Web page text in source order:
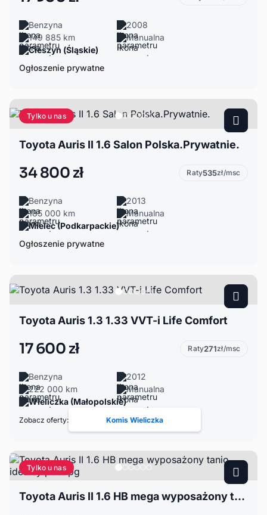
Benzyna
2008
149 885 km
Manualna
Cieszyn (Śląskie)
Ogłoszenie prywatne
Tylko u nas
Toyota Auris II 1.6 Salon Polska.Prywatnie.
34 800 zł Raty535zł/msc
Benzyna
2013
185 000 km
Manualna
Mielec (Podkarpackie)
Ogłoszenie prywatne
Toyota Auris 1.3 1.33 VVT-i Life Comfort
17 600 zł Raty271zł/msc
Benzyna
2012
222 000 km
Manualna
Wieliczka (Małopolskie)
Zobacz oferty: Komis Wieliczka
Tylko u nas
Toyota Auris II 1.6 HB mega wyposażony tanio idealny pod lpg